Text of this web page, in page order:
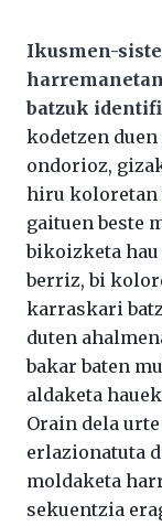
Ikusmen-
batzuk
kodetzen
ondorioz,
hiru koloretan
gaituen beste
bikoizketa
berriz, bi
karraskari
duten
bakar baten
aldaketa
Orain dela
erlazionatuta
moldaketa
sekuentzia